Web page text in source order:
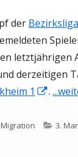
der Bezirksliga
letztjährigen
derzeitigen
1
In
.
Autor
Migration 3.